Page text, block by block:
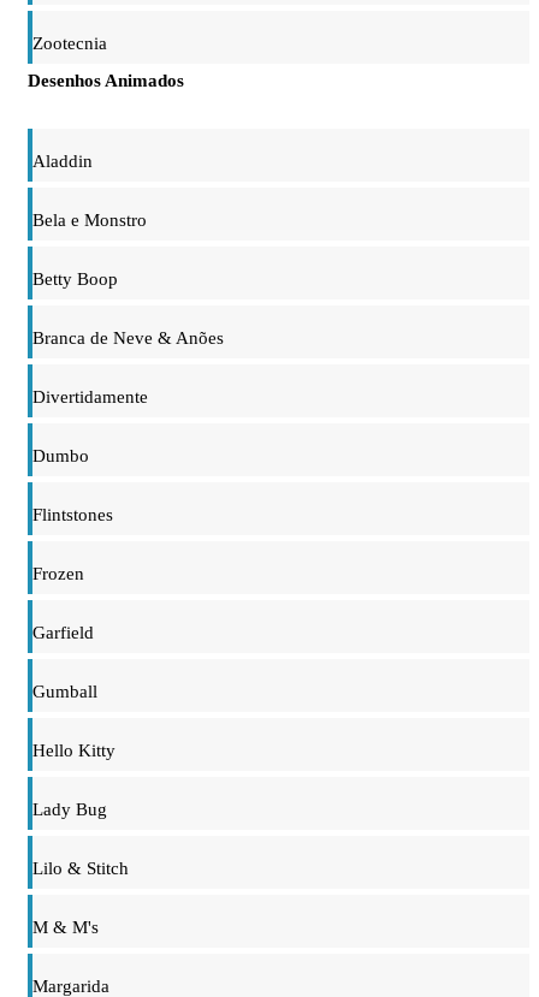
Zootecnia
Desenhos Animados
Aladdin
Bela e Monstro
Betty Boop
Branca de Neve & Anões
Divertidamente
Dumbo
Flintstones
Frozen
Garfield
Gumball
Hello Kitty
Lady Bug
Lilo & Stitch
M & M's
Margarida